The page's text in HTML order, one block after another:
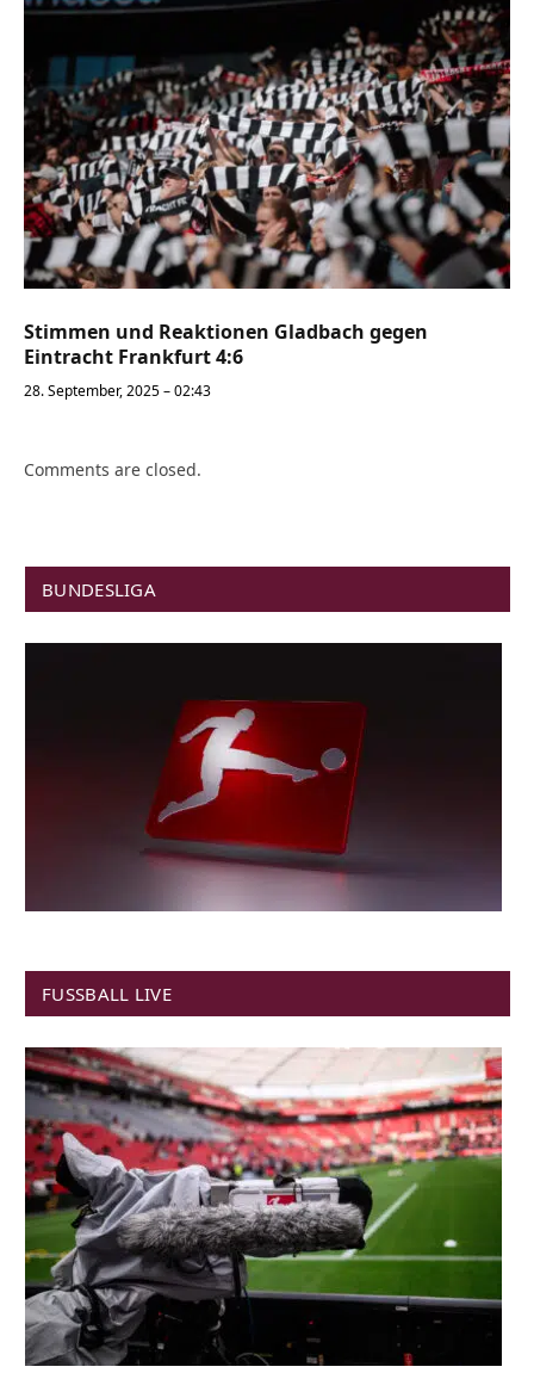
Stimmen und Reaktionen Gladbach gegen
Eintracht Frankfurt 4:6
28. September, 2025 – 02:43
Comments are closed.
BUNDESLIGA
FUSSBALL LIVE